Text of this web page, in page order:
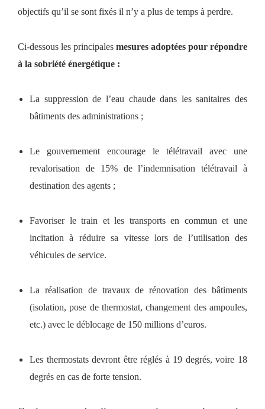
objectifs qu’il se sont fixés il n’y a plus de temps à perdre.
Ci-dessous les principales mesures adoptées pour répondre
à la sobriété énergétique :
La suppression de l’eau chaude dans les sanitaires des
bâtiments des administrations ;
Le gouvernement encourage le télétravail avec une
revalorisation de 15% de l’indemnisation télétravail à
destination des agents ;
Favoriser le train et les transports en commun et une
incitation à réduire sa vitesse lors de l’utilisation des
véhicules de service.
La réalisation de travaux de rénovation des bâtiments
(isolation, pose de thermostat, changement des ampoules,
etc.) avec le déblocage de 150 millions d’euros.
Les thermostats devront être réglés à 19 degrés, voire 18
degrés en cas de forte tension.